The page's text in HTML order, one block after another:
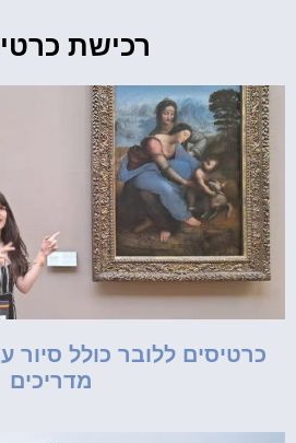
רכישת
כרטיסים ללובר כולל סיור
מדריכים